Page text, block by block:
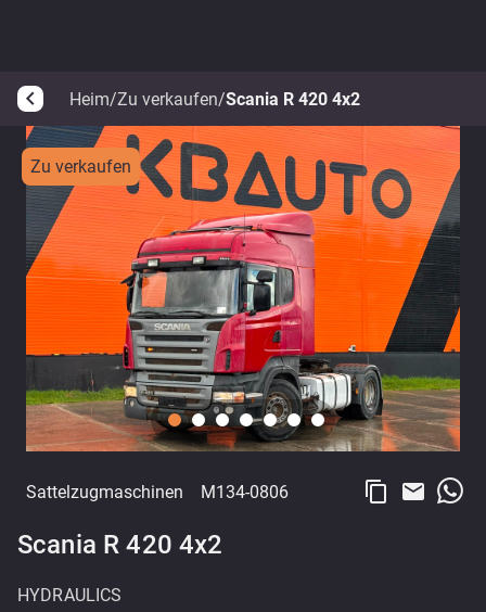
arrow_back_ios Heim/Zu verkaufen/Scania R 420 4x2
Zu verkaufen
Sattelzugmaschinen M134-0806 content_copy email
Scania R 420 4x2
HYDRAULICS